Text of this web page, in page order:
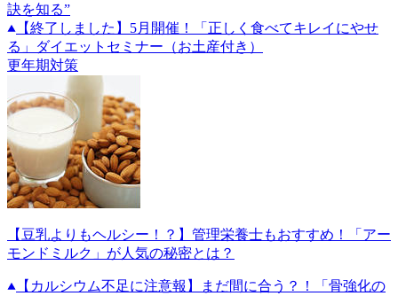
訣を知る”
【終了しました】5月開催！「正しく食べてキレイにやせ
る」ダイエットセミナー（お土産付き）
更年期対策
【豆乳よりもヘルシー！？】管理栄養士もおすすめ！「アー
モンドミルク」が人気の秘密とは？
【カルシウム不足に注意報】まだ間に合う？！「骨強化の